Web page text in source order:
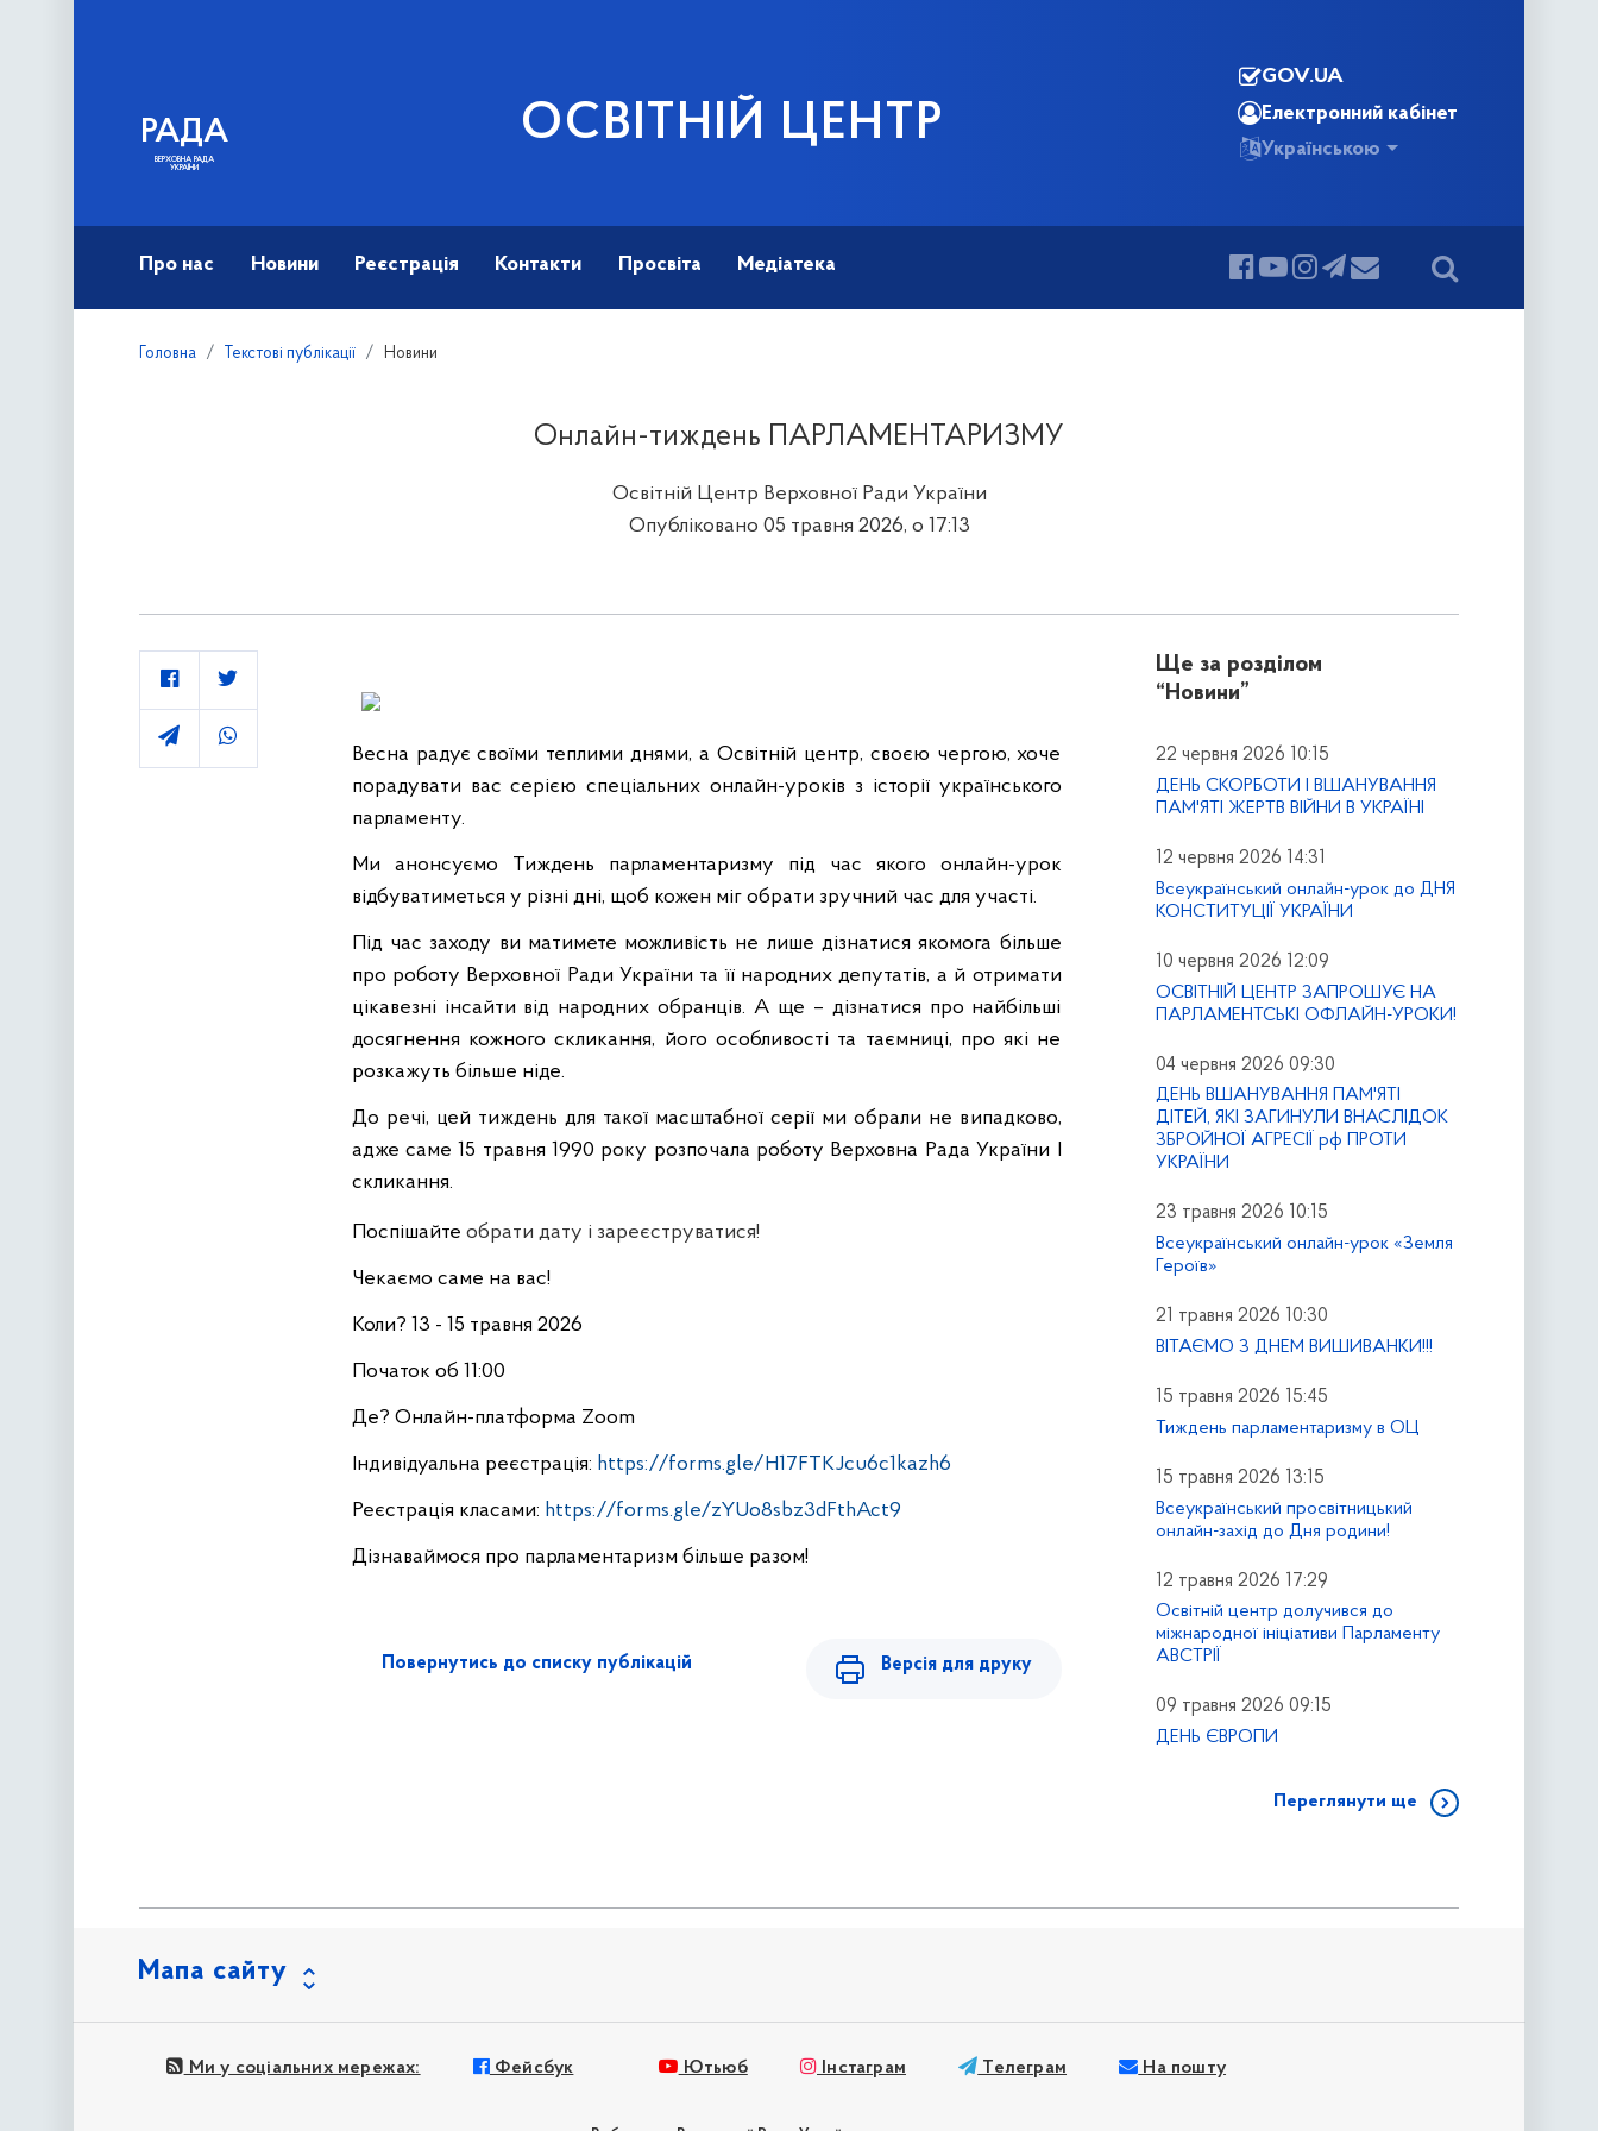
РАДА
ВЕРХОВНА РАДА
УКРАЇНИ
ОСВІТНІЙ ЦЕНТР
GOV.UA
Електронний кабінет
Українською
Про нас Новини Реєстрація Контакти Просвіта Медіатека
Головна Текстові публікації Новини
Онлайн-тиждень ПАРЛАМЕНТАРИЗМУ
Освітній Центр Верховної Ради України
Опубліковано 05 травня 2026, о 17:13
Весна радує своїми теплими днями, а Освітній центр, своєю чергою, хоче
порадувати вас серією спеціальних онлайн-уроків з історії українського
парламенту.
Ми анонсуємо Тиждень парламентаризму під час якого онлайн-урок
відбуватиметься у різні дні, щоб кожен міг обрати зручний час для участі.
Під час заходу ви матимете можливість не лише дізнатися якомога більше
про роботу Верховної Ради України та її народних депутатів, а й отримати
цікавезні інсайти від народних обранців. А ще – дізнатися про найбільші
досягнення кожного скликання, його особливості та таємниці, про які не
розкажуть більше ніде.
До речі, цей тиждень для такої масштабної серії ми обрали не випадково,
адже саме 15 травня 1990 року розпочала роботу Верховна Рада України I
скликання.
Поспішайте обрати дату
Чекаємо саме на вас!
Коли? 13 - 15 травня 2026
Початок об 11:00
Де? Онлайн-платформа Zoom
Індивідуальна реєстрація: https://forms.gle/H17FTKJcu6c1kazh6
Реєстрація класами: https://forms.gle/zYUo8sbz3dFthAct9
Дізнаваймося про парламентаризм більше разом!
Повернутись до списку публікацій Версія для друку
Ще за розділом
“Новини”
22 червня 2026 10:15
ДЕНЬ СКОРБОТИ І ВШАНУВАННЯ
ПАМ'ЯТІ ЖЕРТВ ВІЙНИ В УКРАЇНІ
12 червня 2026 14:31
Всеукраїнський онлайн-урок до ДНЯ
КОНСТИТУЦІЇ УКРАЇНИ
10 червня 2026 12:09
ОСВІТНІЙ ЦЕНТР ЗАПРОШУЄ НА
ПАРЛАМЕНТСЬКІ ОФЛАЙН-УРОКИ!
04 червня 2026 09:30
ДЕНЬ ВШАНУВАННЯ ПАМ'ЯТІ
ДІТЕЙ, ЯКІ ЗАГИНУЛИ ВНАСЛІДОК
ЗБРОЙНОЇ АГРЕСІЇ рф ПРОТИ
УКРАЇНИ
23 травня 2026 10:15
Всеукраїнський онлайн-урок «Земля
Героїв»
21 травня 2026 10:30
ВІТАЄМО З ДНЕМ ВИШИВАНКИ!!!
15 травня 2026 15:45
Тиждень парламентаризму в ОЦ
15 травня 2026 13:15
Всеукраїнський просвітницький
онлайн-захід до Дня родини!
12 травня 2026 17:29
Освітній центр долучився до
міжнародної ініціативи Парламенту
АВСТРІЇ
09 травня 2026 09:15
ДЕНЬ ЄВРОПИ
Переглянути ще
Мапа сайту
Ми у соціальних мережах: Фейсбук Ютьюб Інстаграм Телеграм На пошту